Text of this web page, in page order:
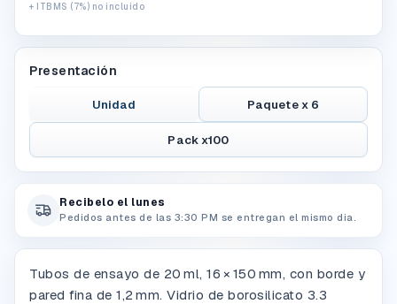
+ ITBMS (7%) no incluido
Presentación
Unidad Paquete x 6
Pack x100
Recibelo el lunes
Pedidos antes de las 3:30 PM se entregan el mismo dia.
Tubos de ensayo de 20 ml, 16 × 150 mm, con borde y
pared fina de 1,2 mm. Vidrio de borosilicato 3.3